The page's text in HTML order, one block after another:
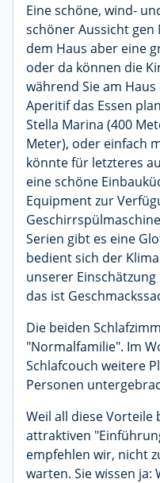
Eine schöne, wind-
schöner Aussicht
dem Haus aber eine
oder da können die
während Sie am
Aperitif das Essen
Stella Marina (400
Meter), oder einfach
könnte für letzteres
eine schöne
Equipment zur
Serien gibt es eine
bedient sich der
unserer
das ist
Die beiden
"Normalfamilie". Im
Schlafcouch weitere
Personen
Weil all diese Vorteile
attraktiven
empfehlen wir, nicht
warten. Sie wissen ja: